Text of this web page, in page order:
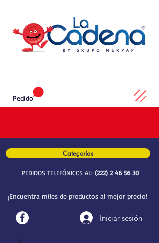
Categorías
PEDIDOS TELEFÓNICOS AL: (222) 2 46 56 30
¡Encuentra miles de productos al mejor precio!
Iniciar sesión
Pedido